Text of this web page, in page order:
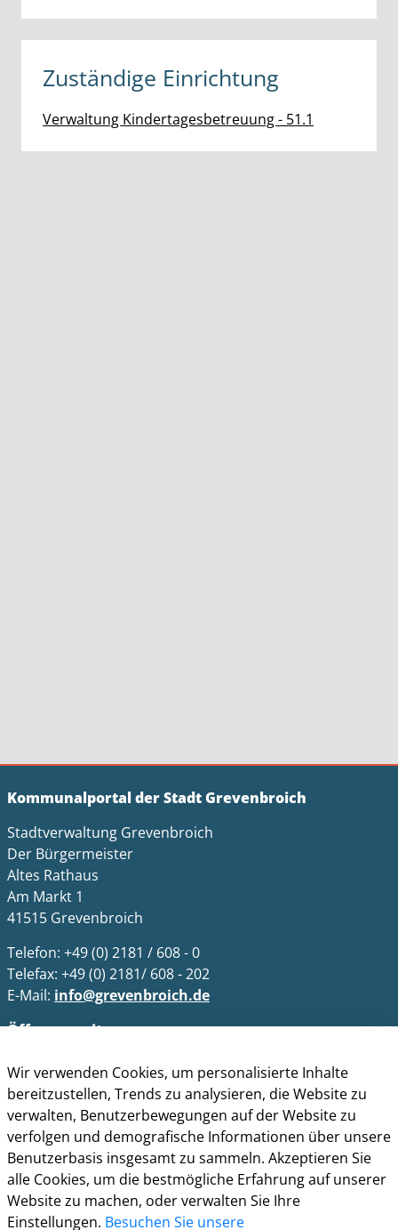
Zuständige Einrichtung
Verwaltung Kindertagesbetreuung - 51.1
Kommunalportal der Stadt Grevenbroich
Stadtverwaltung Grevenbroich
Der Bürgermeister
Altes Rathaus
Am Markt 1
41515 Grevenbroich
Telefon: +49 (0) 2181 / 608 - 0
Telefax: +49 (0) 2181/ 608 - 202
E-Mail: info@grevenbroich.de
Öffnungszeiten
Allgemein
Montag - Freitag 8.00 - 12.00 Uhr
Donnerstag zusätzl. 14.00 - 17.00 Uhr
Bürgerbüro
Montag 8.00 - 16.00 Uhr
Dienstag 8.00 - 16.00 Uhr
Mittwoch 7.00 - 12.30 Uhr
Wir verwenden Cookies, um personalisierte Inhalte
bereitzustellen, Trends zu analysieren, die Website zu
verwalten, Benutzerbewegungen auf der Website zu
verfolgen und demografische Informationen über unsere
Benutzerbasis insgesamt zu sammeln. Akzeptieren Sie
alle Cookies, um die bestmögliche Erfahrung auf unserer
Website zu machen, oder verwalten Sie Ihre
Einstellungen. Besuchen Sie unsere